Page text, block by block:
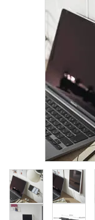
カテゴリーから探す
ブランド
ガイドライン